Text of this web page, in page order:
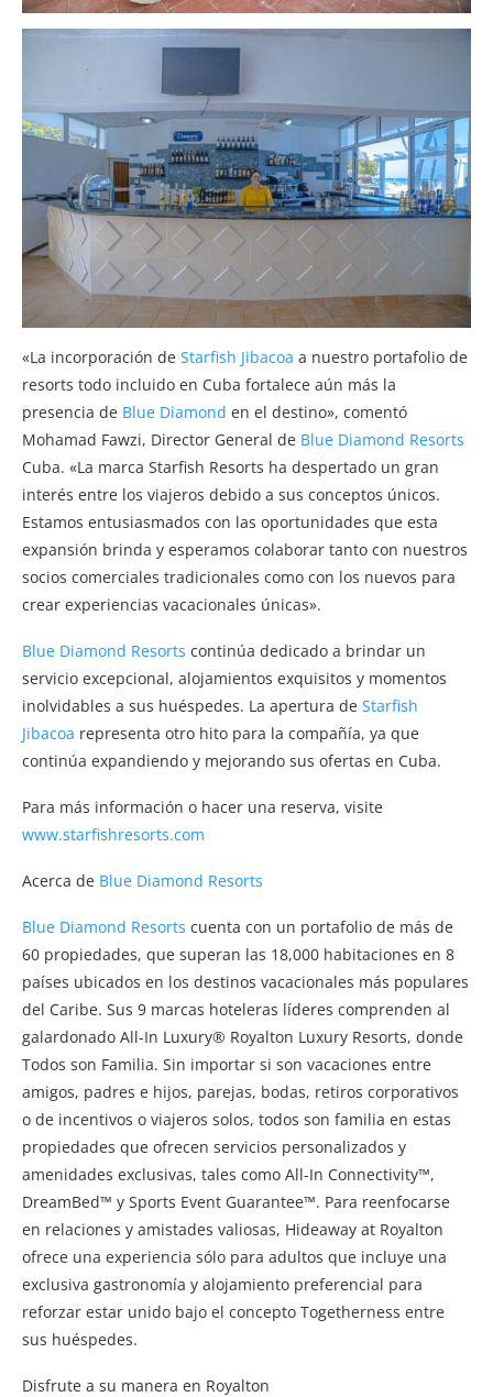
«La incorporación de Starfish Jibacoa a nuestro portafolio de
resorts todo incluido en Cuba fortalece aún más la
presencia de Blue Diamond en el destino», comentó
Mohamad Fawzi, Director General de Blue Diamond Resorts
Cuba. «La marca Starfish Resorts ha despertado un gran
interés entre los viajeros debido a sus conceptos únicos.
Estamos entusiasmados con las oportunidades que esta
expansión brinda y esperamos colaborar tanto con nuestros
socios comerciales tradicionales como con los nuevos para
crear experiencias vacacionales únicas».
Blue Diamond Resorts continúa dedicado a brindar un
servicio excepcional, alojamientos exquisitos y momentos
inolvidables a sus huéspedes. La apertura de Starfish
Jibacoa representa otro hito para la compañía, ya que
continúa expandiendo y mejorando sus ofertas en Cuba.
Para más información o hacer una reserva, visite
www.starfishresorts.com
Acerca de Blue Diamond Resorts
Blue Diamond Resorts cuenta con un portafolio de más de
60 propiedades, que superan las 18,000 habitaciones en 8
países ubicados en los destinos vacacionales más populares
del Caribe. Sus 9 marcas hoteleras líderes comprenden al
galardonado All-In Luxury® Royalton Luxury Resorts, donde
Todos son Familia. Sin importar si son vacaciones entre
amigos, padres e hijos, parejas, bodas, retiros corporativos
o de incentivos o viajeros solos, todos son familia en estas
propiedades que ofrecen servicios personalizados y
amenidades exclusivas, tales como All-In Connectivity™,
DreamBed™ y Sports Event Guarantee™. Para reenfocarse
en relaciones y amistades valiosas, Hideaway at Royalton
ofrece una experiencia sólo para adultos que incluye una
exclusiva gastronomía y alojamiento preferencial para
reforzar estar unido bajo el concepto Togetherness entre
sus huéspedes.
Disfrute a su manera en Royalton